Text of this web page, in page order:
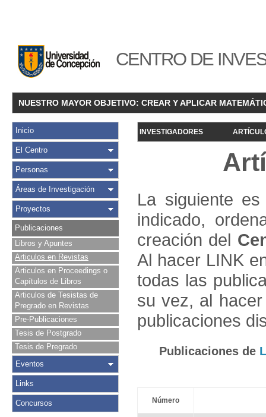
CENTRO DE
NUESTRO MAYOR OBJETIVO: CREAR Y APLICAR
Inicio
El Centro
Personas
Áreas de Investigación
Proyectos
Publicaciones
Libros y Apuntes
Articulos en Revistas
Articulos en Proceedings o
Capítulos de Libros
Articulos de Tesistas de
Pregrado en Revistas
Pre-Publicaciones
Tesis de Postgrado
Tesis de Pregrado
Eventos
Links
Concursos
INVESTIGADORES
La siguiente
indicado,
creación del
Al hacer LINK
todas las
su vez, al
publicaciones
Publicaciones de
Número